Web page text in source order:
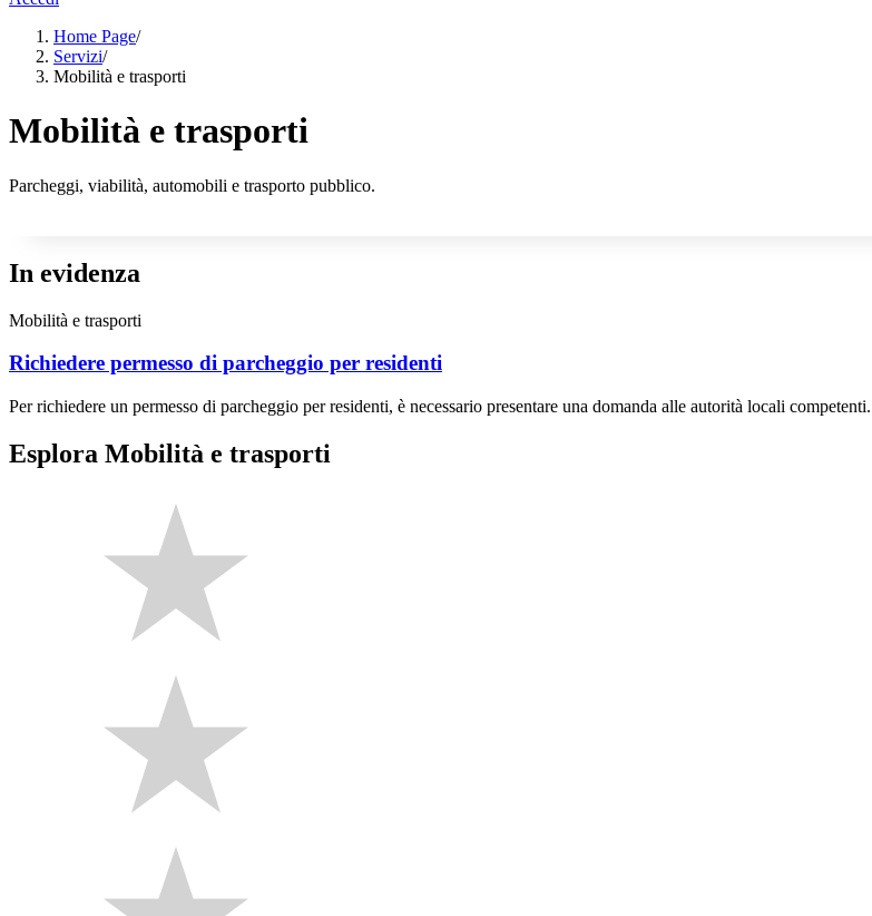
Home Page/
Servizi/
Mobilità e trasporti
Mobilità e trasporti
Parcheggi, viabilità, automobili e trasporto pubblico.
In evidenza
Mobilità e trasporti
Richiedere permesso di parcheggio per residenti
Per richiedere un permesso di parcheggio per residenti, è necessario presentare una domanda alle autorità locali competenti.
Esplora Mobilità e trasporti